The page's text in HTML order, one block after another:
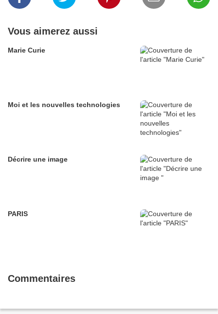
Vous aimerez aussi
Marie Curie
Moi et les nouvelles technologies
Décrire une image
PARIS
Commentaires